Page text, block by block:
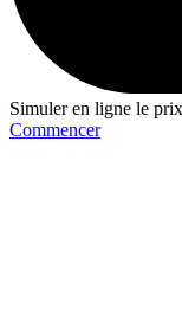
Simuler en ligne le
Commencer